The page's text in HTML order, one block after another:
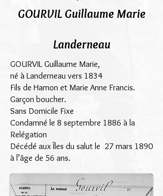
GOURVIL Guillaume Marie
Landerneau
GOURVIL Guillaume Marie,
né à Landerneau vers 1834
Fils de Hamon et Marie Anne Francis.
Garçon boucher.
Sans Domicile Fixe
Condamné le 8 septembre 1886 à la
Relégation
Décédé aux Îles du salut le 27 mars 1890
à l’âge de 56 ans.